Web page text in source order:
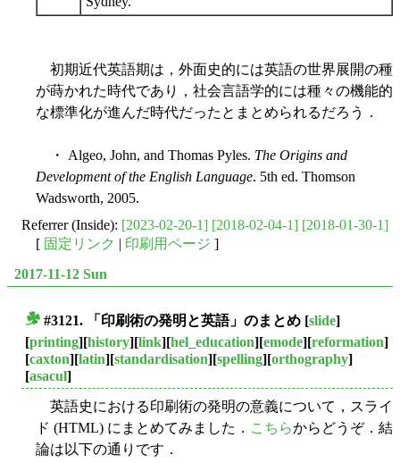
初期近代英語期は，外面史的には英語の世界展開の種
が蒔かれた時代であり，社会言語学的には種々の機能的
な標準化が進んだ時代だったとまとめられるだろう．
・ Algeo, John, and Thomas Pyles. The Origins and
Development of the English Language. 5th ed. Thomson
Wadsworth, 2005.
Referrer (Inside): [2023-02-20-1] [2018-02-04-1] [2018-01-30-1]
[ 固定リンク | 印刷用ページ ]
2017-11-12 Sun
#3121. 「印刷術の発明と英語」のまとめ [slide]
[printing][history][link][hel_education][emode][reformation]
[caxton][latin][standardisation][spelling][orthography]
[asacul]
英語史における印刷術の発明の意義について，スライ
ド (HTML) にまとめてみました． こちらからどうぞ．結
論は以下の通りです．